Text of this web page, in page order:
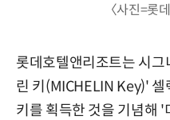
〈사진=롯
롯데호텔앤리조트는 시
린 키(MICHELIN Key)'
키를 획득한 것을 기념해